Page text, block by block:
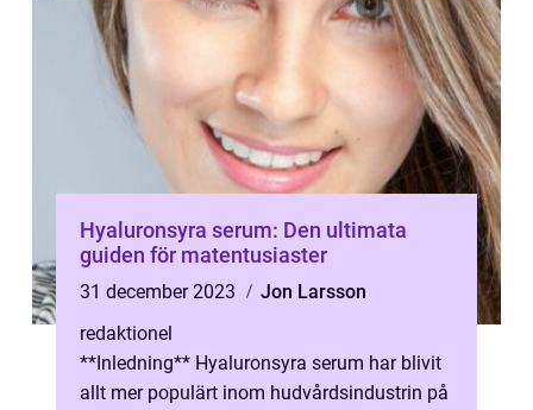
Hyaluronsyra serum: Den ultimata
guiden för matentusiaster
31 december 2023
Jon Larsson
redaktionel
**Inledning** Hyaluronsyra serum har blivit
allt mer populärt inom hudvårdsindustrin på